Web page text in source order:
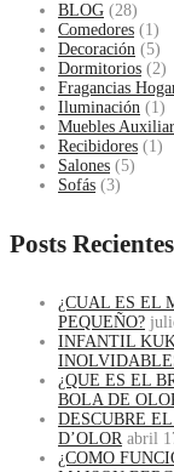
BLOG (28)
Comedores (1)
Decoración (5)
Dormitorios (2)
Fragancias
Iluminación (1)
Muebles
Recibidores (1)
Salones (5)
Sofás (3)
Posts Recientes
¿CUAL ES EL
PEQUEÑO?
INFANTIL
¿QUE ES EL
BOLA DE
DESCUBRE
D’OLOR abril
¿COMO